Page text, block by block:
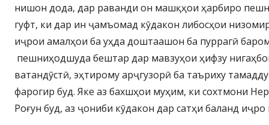
нишон дода, дар раванди он машқҳои ҳарбиро
гуфт, ки дар ин ҷамъомад кӯдакон либосҳои
иҷрои амалҳои ба уҳда доштаашон ба пуррагӣ
пешниҳодшуда бештар дар мавзуҳои ҳифзу
ватандӯстӣ, эҳтирому арҷгузорӣ ба таъриху
фарогир буд. Яке аз бахшҳои муҳим, ки сохтмони
Роғун буд, аз ҷониби кӯдакон дар сатҳи баланд